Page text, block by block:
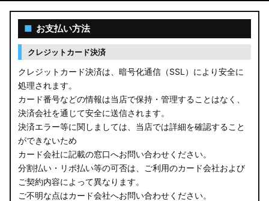
■ お支払い方法
クレジットカード決済
クレジットカード決済は、暗号化通信（SSL）により安全に
処理されます。
カード番号などの情報は当店で保持・管理することはなく、
決済会社を通じて安全に送信されます。
決済エラー等に関しましては、当店では詳細を確認すること
ができないため
カード会社に記載の窓口へお問い合わせください。
分割払い・リボ払い等の可否は、ご利用のカード会社および
ご契約内容によって異なります。
ご不明な点はカード会社へお問い合わせください。